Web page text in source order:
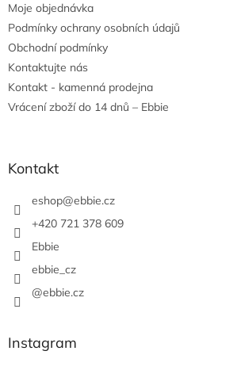
Moje objednávka
Podmínky ochrany osobních údajů
Obchodní podmínky
Kontaktujte nás
Kontakt - kamenná prodejna
Vrácení zboží do 14 dnů – Ebbie
Kontakt
eshop@ebbie.cz
+420 721 378 609
Ebbie
ebbie_cz
@ebbie.cz
Instagram